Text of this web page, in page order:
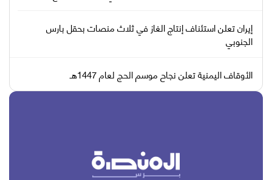
إيران تعلن استئناف إنتاج الغاز في ثلاث منصات بحقل بارس
الجنوبي
الأوقاف اليمنية تعلن نجاح موسم الحج لعام 1447هـ